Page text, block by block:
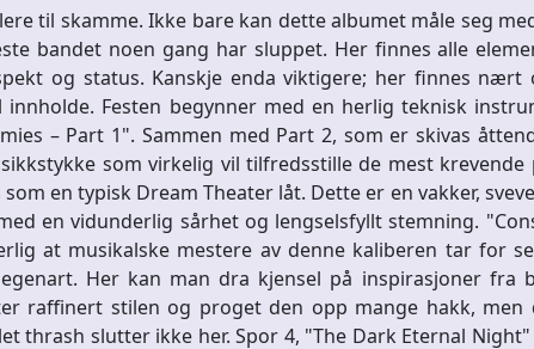
til skamme. Ikke bare kan dette albumet måle seg
bandet noen gang har sluppet. Her finnes alle
og status. Kanskje enda viktigere; her finnes nært
Festen begynner med en herlig teknisk
– Part 1". Sammen med Part 2, som er skivas
som virkelig vil tilfredsstille de mest krevende
en typisk Dream Theater låt. Dette er en vakker,
en vidunderlig sårhet og lengselsfyllt stemning.
at musikalske mestere av denne kaliberen tar for
Her kan man dra kjensel på inspirasjoner fra
raffinert stilen og proget den opp mange hakk,
thrash slutter ikke her. Spor 4, "The Dark Eternal